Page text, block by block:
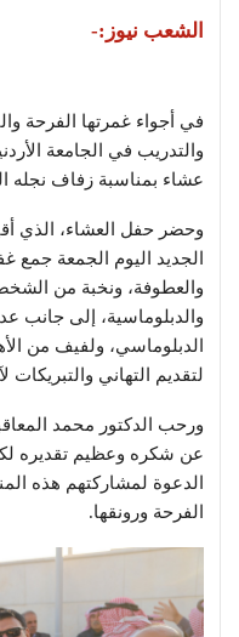
الشعب نيوز:-
في أجواء غمرتها الفرحة
والتدريب في الجامعة
عشاء بمناسبة زفاف نجله
وحضر حفل العشاء، الذي
الجديد اليوم الجمعة جمع
والعطوفة، ونخبة من
والدبلوماسية، إلى جانب
الدبلوماسي، ولفيف من
لتقديم التهاني والتبريكات
ورحب الدكتور محمد
عن شكره وعظيم تقديره
الدعوة لمشاركتهم هذه
الفرحة ورونقها.